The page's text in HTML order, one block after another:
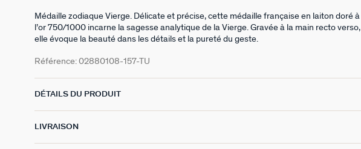
Médaille zodiaque Vierge. Délicate et précise, cette médaille française en laiton doré à
l’or 750/1000 incarne la sagesse analytique de la Vierge. Gravée à la main recto verso,
elle évoque la beauté dans les détails et la pureté du geste.
Référence: 02880108-157-TU
DÉTAILS DU PRODUIT
LIVRAISON